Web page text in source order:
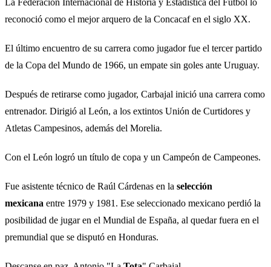
La Federación Internacional de Historia y Estadística del Fútbol lo
reconoció como el mejor arquero de la Concacaf en el siglo XX.
El último encuentro de su carrera como jugador fue el tercer partido
de la Copa del Mundo de 1966, un empate sin goles ante Uruguay.
Después de retirarse como jugador, Carbajal inició una carrera como
entrenador. Dirigió al León, a los extintos Unión de Curtidores y
Atletas Campesinos, además del Morelia.
Con el León logró un título de copa y un Campeón de Campeones.
Fue asistente técnico de Raúl Cárdenas en la selección
mexicana entre 1979 y 1981. Ese seleccionado mexicano perdió la
posibilidad de jugar en el Mundial de España, al quedar fuera en el
premundial que se disputó en Honduras.